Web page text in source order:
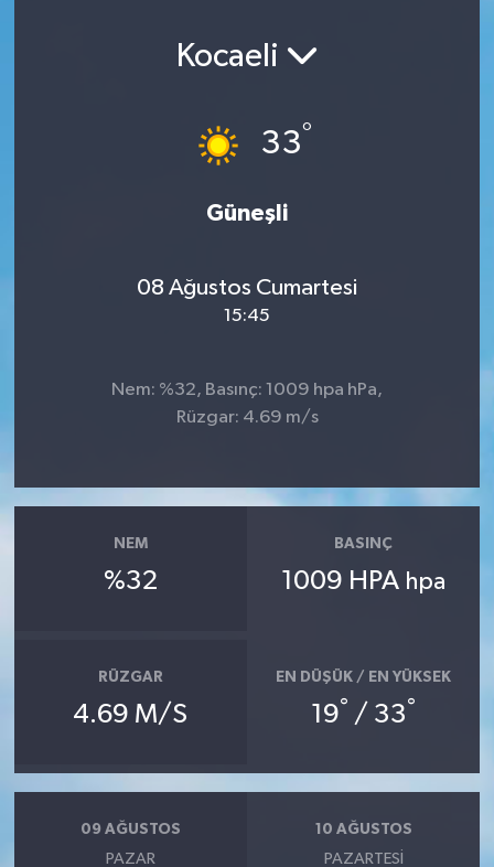
Kocaeli
33°
Güneşli
08 Ağustos Cumartesi
15:45
Nem: %32, Basınç: 1009 hpa hPa,
Rüzgar: 4.69 m/s
NEM
%32
BASINÇ
1009 HPA hpa
RÜZGAR
4.69 M/S
EN DÜŞÜK / EN YÜKSEK
19° / 33°
09 AĞUSTOS
PAZAR
10 AĞUSTOS
PAZARTESI